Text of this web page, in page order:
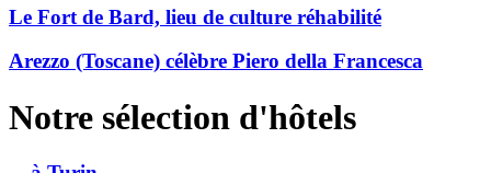
Le Fort de Bard, lieu de culture réhabilité
Arezzo (Toscane) célèbre Piero della Francesca
Notre sélection d'hôtels